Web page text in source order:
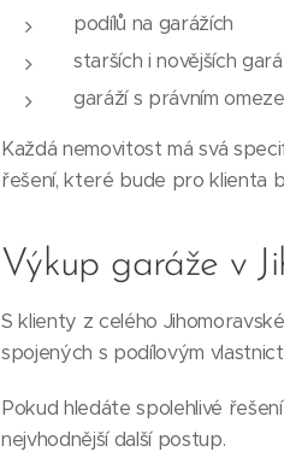
podílů na garážích
starších i novějších
garáží s právním
Každá nemovitost má svá
řešení, které bude pro klienta
Výkup garáže v
S klienty z celého
spojených s podílovým
Pokud hledáte spolehlivé
nejvhodnější další postup.